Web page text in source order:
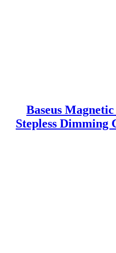
چراغ مطالعه بیسوس Baseus Magnetic
Stepless Dimming